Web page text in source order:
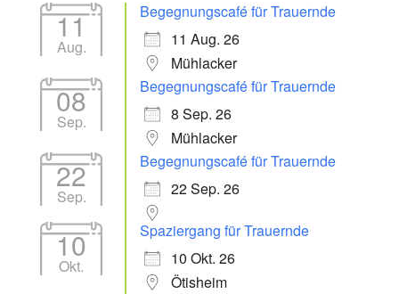
11
Aug.
Begegnungscafé für Trauernde
11 Aug. 26
Mühlacker
08
Sep.
Begegnungscafé für Trauernde
8 Sep. 26
Mühlacker
22
Sep.
Begegnungscafé für Trauernde
22 Sep. 26
10
Okt.
Spaziergang für Trauernde
10 Okt. 26
Ötisheim